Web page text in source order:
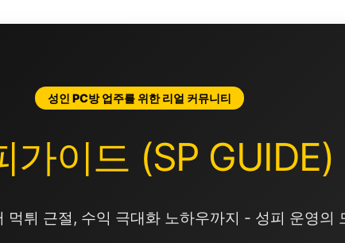
성인 PC방 업주를 위한 리얼 커뮤니티
가이드 (SP GUIDE)
먹튀 근절, 수익 극대화 노하우까지 - 성피 운영의